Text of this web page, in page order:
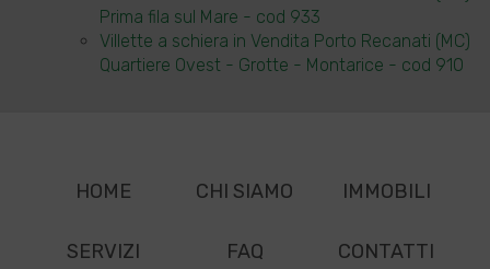
Prima fila sul Mare - cod 933
Villette a schiera in Vendita Porto Recanati (MC)
Quartiere Ovest - Grotte - Montarice - cod 910
HOME CHI SIAMO IMMOBILI
SERVIZI FAQ CONTATTI